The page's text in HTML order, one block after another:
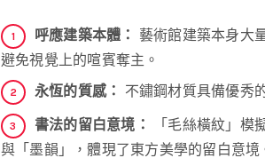
呼應建築本體：
藝術館建築本身大
避免視覺上的喧賓奪主。
永恆的質感：
不鏽鋼材質具備優秀
書法的留白意境：
「毛絲橫紋」模
與「墨韻」，體現了東方美學的留白意境